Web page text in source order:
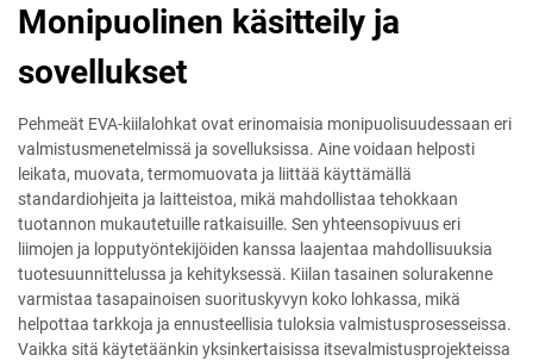
Monipuolinen käsitteily ja
sovellukset
Pehmeät EVA-kiilalohkat ovat erinomaisia monipuolisuudessaan eri
valmistusmenetelmissä ja sovelluksissa. Aine voidaan helposti
leikata, muovata, termomuovata ja liittää käyttämällä
standardiohjeita ja laitteistoa, mikä mahdollistaa tehokkaan
tuotannon mukautetuille ratkaisuille. Sen yhteensopivuus eri
liimojen ja lopputyöntekijöiden kanssa laajentaa mahdollisuuksia
tuotesuunnittelussa ja kehityksessä. Kiilan tasainen solurakenne
varmistaa tasapainoisen suorituskyvyn koko lohkassa, mikä
helpottaa tarkkoja ja ennusteellisia tuloksia valmistusprosesseissa.
Vaikka sitä käytetäänkin yksinkertaisissa itsevalmistusprojekteissa